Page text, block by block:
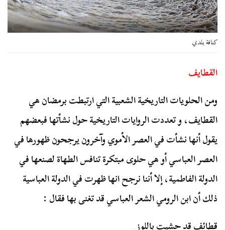
كنافة بلدي
القطايف
ومن الحلويات التاريخية الشعبية التي ارتبطت برمضان هي
القطايف، و تعددت الروايات التاريخية حول نشأتها فبعضهم
يقول أنها نشأت في العصر الأموي وآخرون يرجحون ظهورها في
العصر العباسي أو هي حلوى مبتكرة تنافس الطهاة لصنعها في
الدولة الفاطمية، إلا أننا نرجح انها ظهرت في الدولة العباسية
ذلك أن ابن الرومي الشعر العباسي قد تغنى بها فقال :
قطائف قد حشيت باللوز